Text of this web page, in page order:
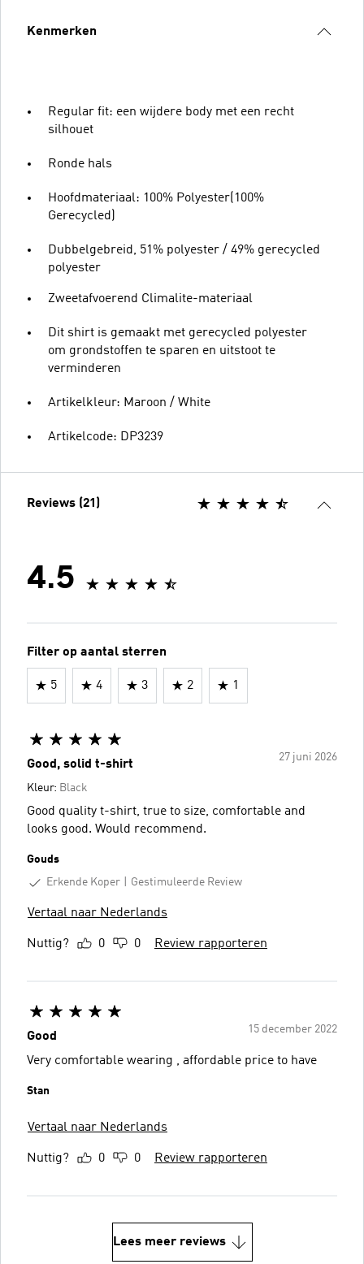
Kenmerken
Regular fit: een wijdere body met een recht
silhouet
Ronde hals
Hoofdmateriaal: 100% Polyester(100%
Gerecycled)
Dubbelgebreid, 51% polyester / 49% gerecycled
polyester
Zweetafvoerend Climalite-materiaal
Dit shirt is gemaakt met gerecycled polyester
om grondstoffen te sparen en uitstoot te
verminderen
Artikelkleur: Maroon / White
Artikelcode: DP3239
Reviews (21)
4.5
Filter op aantal sterren
5 4 3 2 1
27 juni 2026
Good, solid t-shirt
Kleur: Black
Good quality t-shirt, true to size, comfortable and
looks good. Would recommend.
Gouds
Erkende Koper
Gestimuleerde Review
Vertaal naar Nederlands
Nuttig? 0 0 Review rapporteren
15 december 2022
Good
Very comfortable wearing , affordable price to have
Stan
Vertaal naar Nederlands
Nuttig? 0 0 Review rapporteren
Lees meer reviews